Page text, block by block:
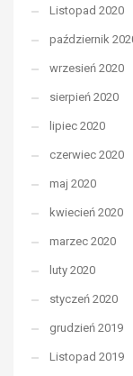
Listopad 2020
październik
wrzesień 2020
sierpień 2020
lipiec 2020
czerwiec 2020
maj 2020
kwiecień 2020
marzec 2020
luty 2020
styczeń 2020
grudzień 2019
Listopad 2019